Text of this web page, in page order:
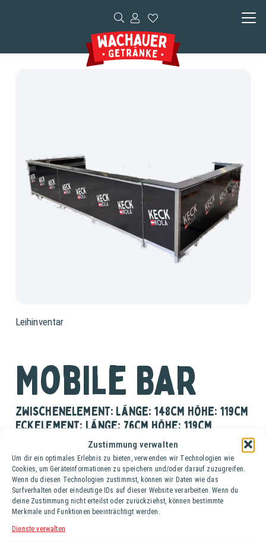
Zustimmung verwalten
Um dir ein optimales Erlebnis zu bieten, verwenden wir Technologien wie
Cookies, um Geräteinformationen zu speichern und/oder darauf zuzugreifen.
Wenn du diesen Technologien zustimmst, können wir Daten wie das
Surfverhalten oder eindeutige IDs auf dieser Website verarbeiten. Wenn du
deine Zustimmung nicht erteilst oder zurückziehst, können bestimmte
Merkmale und Funktionen beeinträchtigt werden.
Dienste verwalten
Leihinventar
Mobile Bar
Zwischenelement: Länge: 148cm Höhe: 119cm
Eckelement: Länge: 76cm Höhe: 119cm
Arbeitsfläche: Höhe 92cm
Zwischenelement:
Länge: 148cm
Höhe: 119cm
Länge: 76cm